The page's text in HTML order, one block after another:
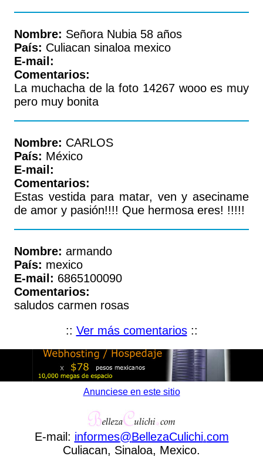
Nombre: Señora Nubia 58 años
País: Culiacan sinaloa mexico
E-mail:
Comentarios:
La muchacha de la foto 14267 wooo es muy
pero muy bonita
Nombre: CARLOS
País: México
E-mail:
Comentarios:
Estas vestida para matar, ven y aseciname
de amor y pasión!!!! Que hermosa eres! !!!!!
Nombre: armando
País: mexico
E-mail: 6865100090
Comentarios:
saludos carmen rosas
:: Ver más comentarios::
Anunciese en este sitio
E-mail: informes@BellezaCulichi.com
Culiacan, Sinaloa, Mexico.